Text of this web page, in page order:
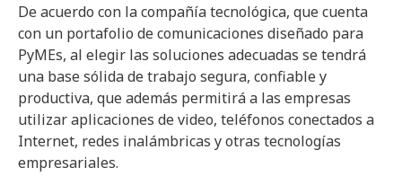
De acuerdo con la compañía tecnológica, que cuenta
con un portafolio de comunicaciones diseñado para
PyMEs, al elegir las soluciones adecuadas se tendrá
una base sólida de trabajo segura, confiable y
productiva, que además permitirá a las empresas
utilizar aplicaciones de video, teléfonos conectados a
Internet, redes inalámbricas y otras tecnologías
empresariales.